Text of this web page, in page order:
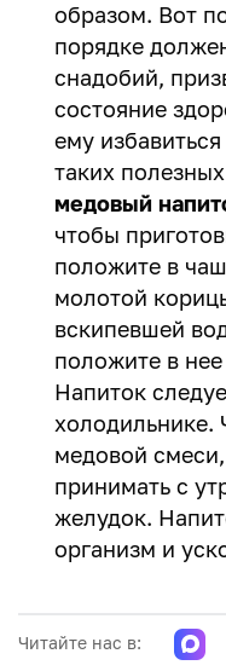
образом. Вот
порядке
снадобий,
состояние
ему
таких
медовый
чтобы
положите в
молотой
вскипевшей
положите в
Напиток
холодильнике.
медовой
принимать с
желудок.
организм и
Читайте нас в: